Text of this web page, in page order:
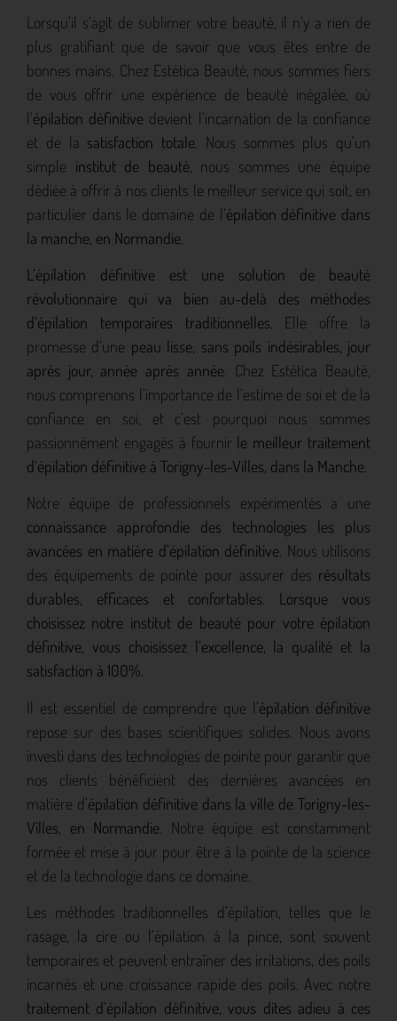
Lorsqu’il s’agit de sublimer votre beauté, il n’y a rien de
plus gratifiant que de savoir que vous êtes entre de
bonnes mains. Chez Estética Beauté, nous sommes fiers
de vous offrir une expérience de beauté inégalée, où
l’épilation définitive devient l’incarnation de la confiance
et de la satisfaction totale . Nous sommes plus qu’un
simple institut de beauté, nous sommes une équipe
dédiée à offrir à nos clients le meilleur service qui soit, en
particulier dans le domaine de l’épilation définitive dans
la manche, en Normandie
L’épilation définitive est une solution de beauté
révolutionnaire qui va bien au-delà des méthodes
d’épilation temporaires traditionnelles . Elle offre la
promesse d’une peau lisse, sans poils indésirables, jour
après jour, année après année. Chez Estética Beauté,
nous comprenons l’importance de l’estime de soi et de la
confiance en soi, et c’est pourquoi nous sommes
passionnément engagés à fournir le meilleur traitement
d’épilation définitive à Torigny-les-Villes, dans la Manche
Notre équipe de professionnels expérimentés a une
connaissance approfondie des technologies les plus
avancées en matière d’épilation définitive. Nous utilisons
des équipements de pointe pour assurer des résultats
durables, efficaces et confortables. Lorsque vous
choisissez notre institut de beauté pour votre épilation
définitive, vous choisissez l’excellence, la qualité et la
satisfaction à 100%.
Il est essentiel de comprendre que l’épilation définitive
repose sur des bases scientifiques solides. Nous avons
investi dans des technologies de pointe pour garantir que
nos clients bénéficient des dernières avancées en
matière d’épilation définitive dans la ville de Torigny-les-
Villes, en Normandie . Notre équipe est constamment
formée et mise à jour pour être à la pointe de la science
et de la technologie dans ce domaine.
Les méthodes traditionnelles d’épilation, telles que le
rasage, la cire ou l’épilation à la pince, sont souvent
temporaires et peuvent entraîner des irritations, des poils
incarnés et une croissance rapide des poils. Avec notre
traitement d’épilation définitive, vous dites adieu à ces